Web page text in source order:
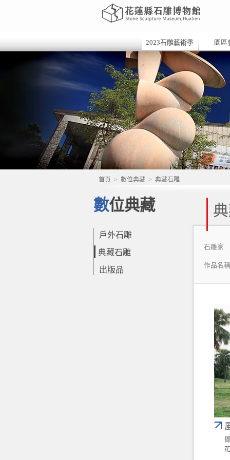
2023石雕藝術季 園區
首頁 > 數位典藏 > 典藏石雕
數位典藏
戶外石雕
典藏石雕
出版品
石雕家
作品名稱